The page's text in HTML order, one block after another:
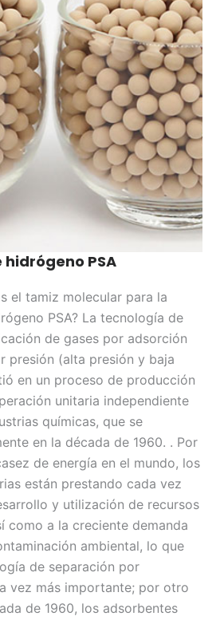
PSA
el tamiz molecular para la
PSA? La tecnología de
de gases por adsorción
presión (alta presión y baja
en un proceso de producción
unitaria independiente
químicas, que se
en la década de 1960. . Por
de energía en el mundo, los
están prestando cada vez
y utilización de recursos
como a la creciente demanda
ambiental, lo que
de separación por
vez más importante; por otro
de 1960, los adsorbentes